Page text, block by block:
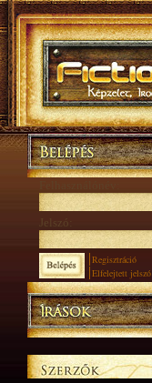
Jelszó:
Regisztráció
Elfelejtett jelszó